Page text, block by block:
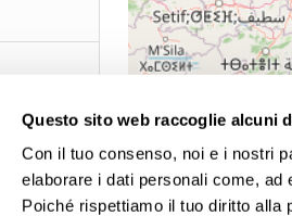
Questo sito web raccoglie alcuni
Con il tuo consenso, noi e i nostri
elaborare i dati personali come,
Poiché rispettiamo il tuo diritto alla
nella creazione di tour